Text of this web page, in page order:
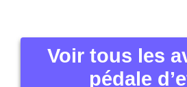
Voir tous les
pédale